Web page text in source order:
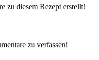
zu diesem Rezept erstellt!
zu verfassen!